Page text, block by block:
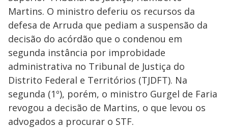
Martins. O ministro deferiu os recursos da
defesa de Arruda que pediam a suspensão da
decisão do acórdão que o condenou em
segunda instância por improbidade
administrativa no Tribunal de Justiça do
Distrito Federal e Territórios (TJDFT). Na
segunda (1º), porém, o ministro Gurgel de Faria
revogou a decisão de Martins, o que levou os
advogados a procurar o STF.